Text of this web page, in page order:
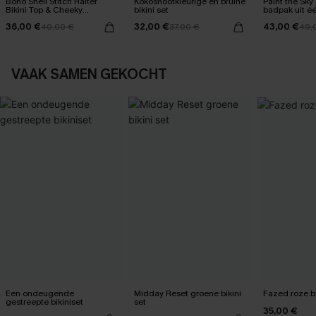
Bikini Top & Cheeky
Bottoms Set
36,00 €40,00 €
bikini set
32,00 €37,00 €
badpak uit
buikcontrole
43,00 €
VAAK SAMEN GEKOCHT
Een ondeugende
gestreepte bikiniset
Midday Reset groene bikini
set
Fazed roze
35,00 €